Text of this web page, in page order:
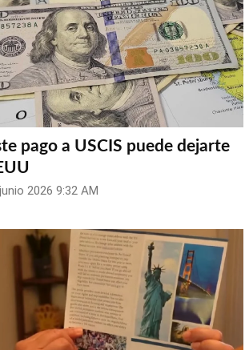
pago a USCIS puede dejarte
2026 9:32 AM